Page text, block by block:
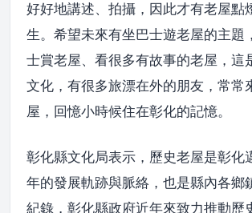
好好地講述、拍攝，因此才有老屋點
生。希望未來有坐巴士遊老屋的主題
士賞老屋、看很多有故事的老屋，這
文化，有很多旅漂在外的朋友，常常
屋，回憶小時候住在彰化的記憶。
彰化縣文化局表示，歷史老屋是彰化
年的發展軌跡與脈絡，也是縣內各鄉
紀錄，彰化縣政府近年來致力推動歷